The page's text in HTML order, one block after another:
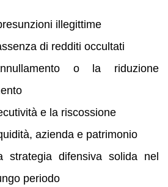
illegittime
di redditi occultati
o la riduzione
e la riscossione
azienda e patrimonio
strategia difensiva solida nel
periodo